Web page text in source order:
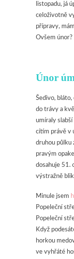
listopadu, já
celoživotně
přípravy,
Ovšem únor?
Únor
Šedivo,
do trávy a
umíraly slabší
cítím právě v
druhou půlku
pravým
dosahuje 51.
výstražně
Minule jsem
Popeleční
Popeleční
Když
horkou
ve vyhřáté